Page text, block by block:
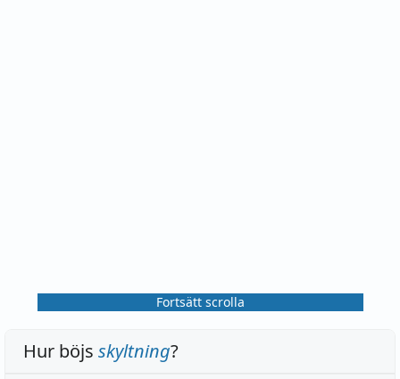
Fortsätt scrolla
Hur böjs skyltning?